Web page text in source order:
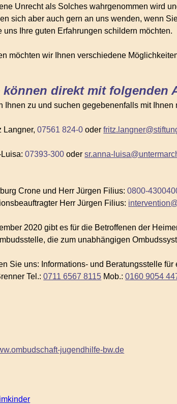
Unrecht als Solches wahrgenommen wird
sich aber auch gern an uns wenden, wenn
uns Ihre guten Erfahrungen schildern möchten.
möchten wir Ihnen verschiedene
können direkt mit folgenden
Ihnen zu und suchen gegebenenfalls mit
Langner,07561 824-0 oder
Luisa:07393-300 odersr.anna-
Crone und Herr Jürgen Filius:0800-
Herr Jürgen Filius:
2020 gibt es für die Betroffenen der
die zum unabhängigen
Sie uns: Informations- und Beratungsstelle
Tel.:0711 6567 8115 Mob.:0160 9054
jugendhilfe-bw.de